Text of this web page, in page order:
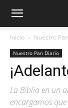
Inicio Nuestro
Nuestro Pan Diario
La Biblia en un
encargamos